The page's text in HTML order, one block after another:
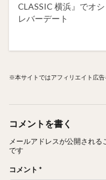
CLASSIC 横浜』でオシ
レバーデート
※本サイトではアフィリエイト広
コメントを書く
メールアドレスが公開される
です
コメント *